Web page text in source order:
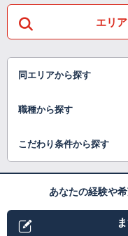
エリ
同エリアから探す
職種から探す
こだわり条件から探す
あなたの経験や